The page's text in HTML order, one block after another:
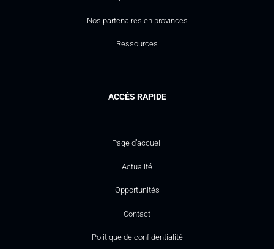
Nos partenaires en provinces
Ressources
ACCÈS RAPIDE
Page d’accueil
Actualité
Opportunités
Contact
Politique de confidentialité